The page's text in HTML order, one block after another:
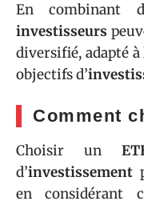
En combinant
investisseurs
diversifié, adapté
objectifs d’
Comment
Choisir un
d’investissement
en considérant